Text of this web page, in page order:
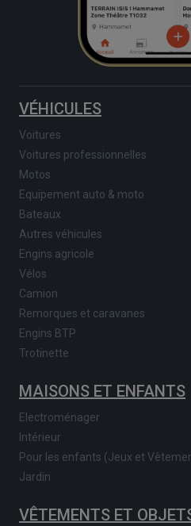
VÉHICULES
Voitures
Voitures professionnelles
Motos
Equipement auto & moto
Bateaux
Autres véhicules
Engins agricole
Vélos
Camion
Remorques et caravanes
Engins BTP
Trotinette
MAISONS ET ENFANTS
Electroménager
Intérieur
Pour les enfants (Jeux et
Jardin
VÊTEMENTS ET